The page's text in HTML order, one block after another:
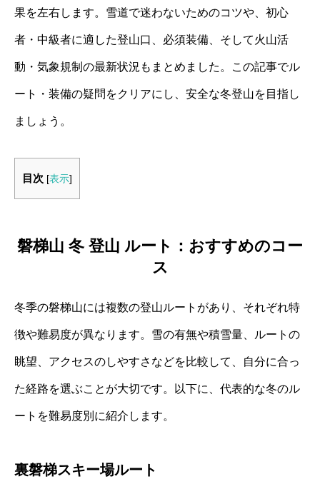
果を左右します。雪道で迷わないためのコツや、初心
者・中級者に適した登山口、必須装備、そして火山活
動・気象規制の最新状況もまとめました。この記事でル
ート・装備の疑問をクリアにし、安全な冬登山を目指し
ましょう。
目次 [表示]
磐梯山 冬 登山 ルート：おすすめのコー
ス
冬季の磐梯山には複数の登山ルートがあり、それぞれ特
徴や難易度が異なります。雪の有無や積雪量、ルートの
眺望、アクセスのしやすさなどを比較して、自分に合っ
た経路を選ぶことが大切です。以下に、代表的な冬のル
ートを難易度別に紹介します。
裏磐梯スキー場ルート